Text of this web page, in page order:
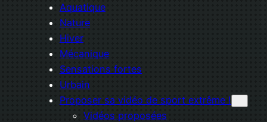
Aquatique
Nature
Hiver
Mécanique
Sensations fortes
Urbain
Proposer sa vidéo de sport extrême !
Vidéos proposées